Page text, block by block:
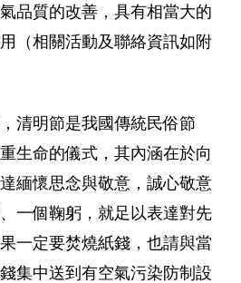
品質的改善，具有相當大的
（相關活動及聯絡資訊如附
清明節是我國傳統民俗節
生命的儀式，其內涵在於向
緬懷思念與敬意，誠心敬意
一個鞠躬，就足以表達對先
一定要焚燒紙錢，也請與當
集中送到有空氣污染防制設